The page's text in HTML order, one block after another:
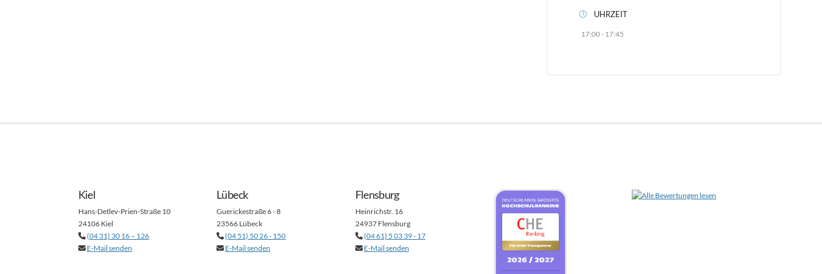
UHRZEIT
17:00 - 17:45
Kiel
Hans-Detlev-Prien-Straße 10
24106 Kiel
(04 31) 30 16 – 126
E-Mail senden
Lübeck
Guerickestraße 6 - 8
23566 Lübeck
(04 51) 50 26 - 150
E-Mail senden
Flensburg
Heinrichstr. 16
24937 Flensburg
(04 61) 5 03 39 - 17
E-Mail senden